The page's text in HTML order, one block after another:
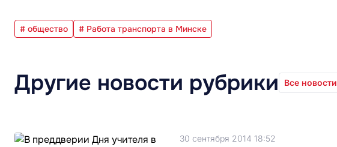
# общество # Работа транспорта в Минске
Другие новости рубрики Все новости
30 сентября 2014 18:52